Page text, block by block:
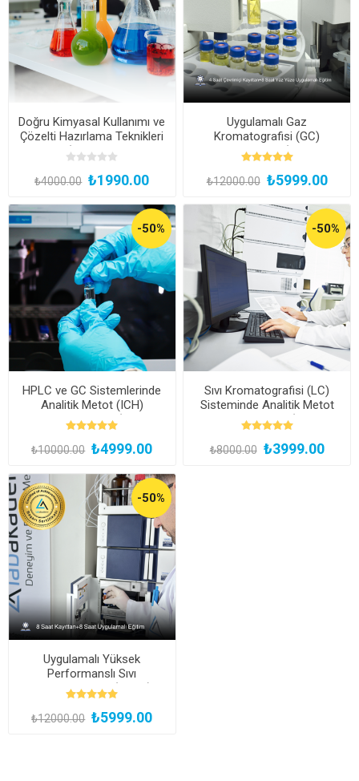
Doğru Kimyasal Kullanımı ve
Çözelti Hazırlama Teknikleri
Eğitimi (Kayıttan Hemen
İzle)
₺4000.00 ₺1990.00
Uygulamalı Gaz
Kromatografisi (GC)
Uzmanlık Eğitimi (Yüz Yüze
ve Bireysel Uygulamalı)
₺12000.00 ₺5999.00
-50%
HPLC ve GC Sistemlerinde
Analitik Metot (ICH)
Validasyon Eğitimi (Kayıttan
Hemen İzle)
₺10000.00 ₺4999.00
-50%
Sıvı Kromatografisi (LC)
Sisteminde Analitik Metot
Geliştirme Eğitimi (Kayıttan
Hemen İzle)
₺8000.00 ₺3999.00
-50%
Uygulamalı Yüksek
Performanslı Sıvı
Kromatografisi (HPLC)
Uzmanlık Eğitimi (Yüz Yüze
ve Bireysel Uygulamalı)
₺12000.00 ₺5999.00